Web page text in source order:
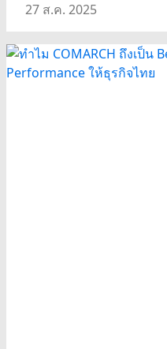
27 ส.ค. 2025